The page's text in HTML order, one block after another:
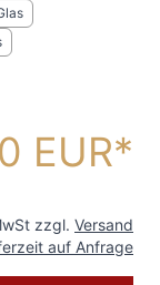
EUR
zzgl. Versand
auf Anfrage